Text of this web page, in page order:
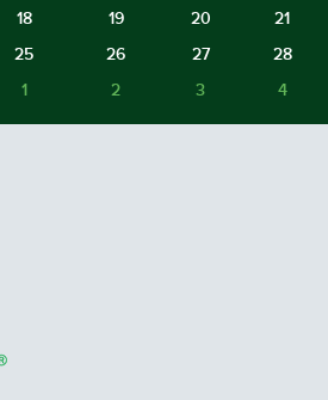
18 19 20 21
25 26 27 28
1 2 3 4